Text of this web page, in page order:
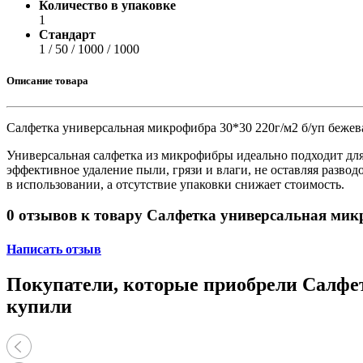
Принтеры, копиры, МФУ
Количество в упаковке
1
Стандарт
1 / 50 / 1000 / 1000
Описание товара
Салфетка универсальная микрофибра 30*30 220г/м2 б/уп
Универсальная салфетка из микрофибры идеально подходит
эффективное удаление пыли, грязи и влаги, не оставляя
в использовании, а отсутствие упаковки снижает стоимость.
0 отзывов к товару Салфетка универсальная
Написать отзыв
Покупатели, которые приобрели
купили